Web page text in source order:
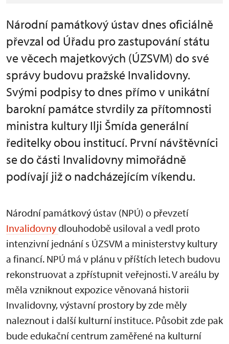
Národní památkový ústav dnes oficiálně
převzal od Úřadu pro zastupování státu
ve věcech majetkových (ÚZSVM) do své
správy budovu pražské Invalidovny.
Svými podpisy to dnes přímo v unikátní
barokní památce stvrdily za přítomnosti
ministra kultury Ilji Šmída generální
ředitelky obou institucí. První návštěvníci
se do části Invalidovny mimořádně
podívají již o nadcházejícím víkendu.
Národní památkový ústav (NPÚ) o převzetí
Invalidovnydlouhodobě usiloval a vedl proto
intenzivní jednání s ÚZSVM a ministerstvy kultury
a financí. NPÚ má v plánu v příštích letech budovu
rekonstruovat a zpřístupnit veřejnosti. V areálu by
měla vzniknout expozice věnovaná historii
Invalidovny, výstavní prostory by zde měly
naleznout i další kulturní instituce. Působit zde pak
bude edukační centrum zaměřené na kulturní